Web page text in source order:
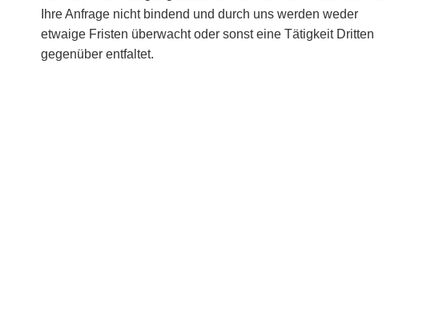
Ihre Anfrage nicht bindend und durch uns werden weder
etwaige Fristen überwacht oder sonst eine Tätigkeit Dritten
gegenüber entfaltet.